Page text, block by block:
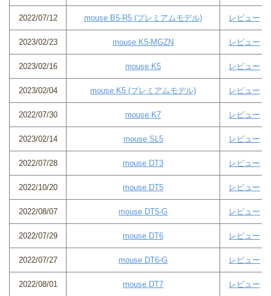
2022/07/12 mouse B5-R5 (プレミアムモデル) レビュー
2023/02/23 mouse K5-MGZN レビュー
2023/02/16 mouse K5 レビュー
2023/02/04 mouse K5 (プレミアムモデル) レビュー
2022/07/30 mouse K7 レビュー
2023/02/14 mouse SL5 レビュー
2022/07/28 mouse DT3 レビュー
2022/10/20 mouse DT5 レビュー
2022/08/07 mouse DT5-G レビュー
2022/07/29 mouse DT6 レビュー
2022/07/27 mouse DT6-G レビュー
2022/08/01 mouse DT7 レビュー